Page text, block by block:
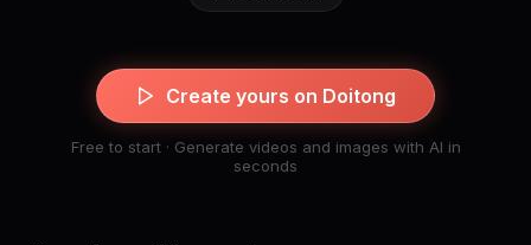
Create yours on Doitong
Free to start · Generate videos and images with AI in
seconds